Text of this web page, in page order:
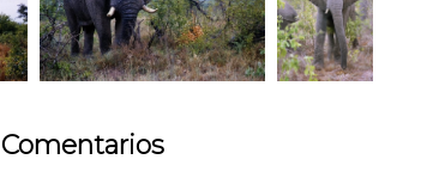
Comentarios